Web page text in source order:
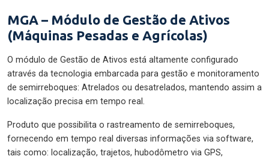
MGA – Módulo de Gestão de Ativos
(Máquinas Pesadas e Agrícolas)
O módulo de Gestão de Ativos está altamente configurado
através da tecnologia embarcada para gestão e monitoramento
de semirreboques: Atrelados ou desatrelados, mantendo assim a
localização precisa em tempo real.
Produto que possibilita o rastreamento de semirreboques,
fornecendo em tempo real diversas informações via software,
tais como: localização, trajetos, hubodômetro via GPS,